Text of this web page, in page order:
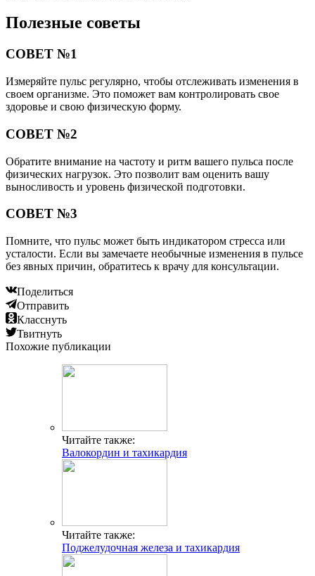
Полезные советы
СОВЕТ №1
Измеряйте пульс регулярно, чтобы отслеживать изменения в
своем организме. Это поможет вам контролировать свое
здоровье и свою физическую форму.
СОВЕТ №2
Обратите внимание на частоту и ритм вашего пульса после
физических нагрузок. Это позволит вам оценить вашу
выносливость и уровень физической подготовки.
СОВЕТ №3
Помните, что пульс может быть индикатором стресса или
усталости. Если вы замечаете необычные изменения в пульсе
без явных причин, обратитесь к врачу для консультации.
Поделиться
Отправить
Класснуть
Твитнуть
Похожие публикации
Читайте также:
Валокордин и тахикардия
Читайте также:
Поджелудочная железа и тахикардия